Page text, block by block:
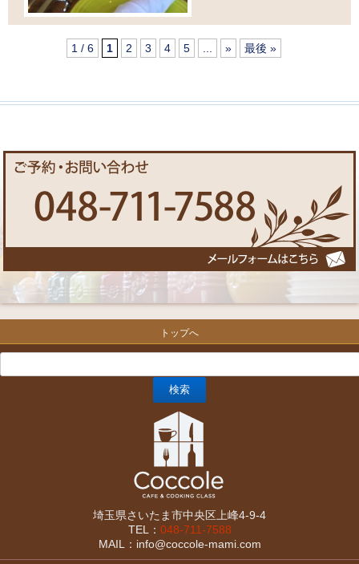
1 / 6 1 2 3 4 5 » 最後 »
トップへ
埼玉県さいたま市中央区上峰4-9-4
TEL： 048-711-7588
MAIL：info@coccole-mami.com